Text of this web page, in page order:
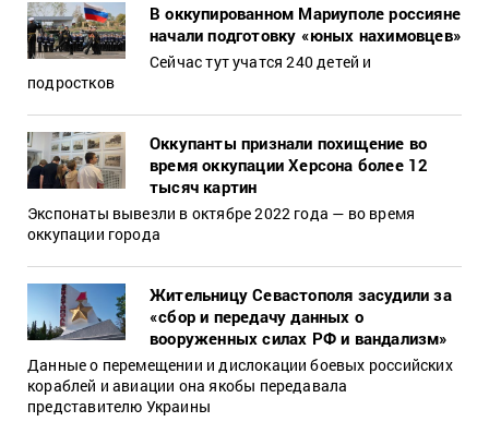
В оккупированном Мариуполе россияне
начали подготовку «юных нахимовцев»
Сейчас тут учатся 240 детей и
подростков
Оккупанты признали похищение во
время оккупации Херсона более 12
тысяч картин
Экспонаты вывезли в октябре 2022 года — во время
оккупации города
Жительницу Севастополя засудили за
«сбор и передачу данных о
вооруженных силах РФ и вандализм»
Данные о перемещении и дислокации боевых российских
кораблей и авиации она якобы передавала
представителю Украины